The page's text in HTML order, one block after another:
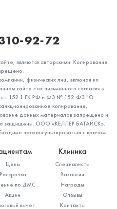
92-72
являются авторскими. Копирование
физических лиц, включая их
сайте с их письменного согласия в
ст. 152.1 ГК РФ и ФЗ № 152-ФЗ "О
копирование,
данных материалов запрещено и
защищены. ООО «КЕЛЛЕР БАТАЙСК».
проконсультироваться с врачом.
Цены
Рассрочка
по ДМС
Акции
вычет
Клиника
Специалисты
Вакансии
Награды
Отзывы
Контакты